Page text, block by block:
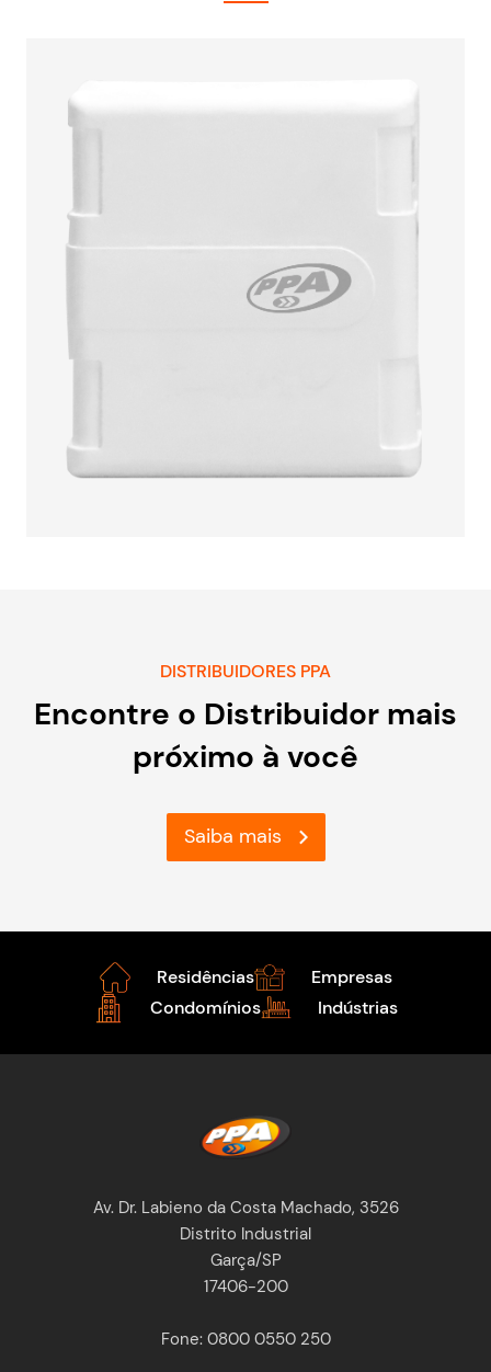
DISTRIBUIDORES PPA
Encontre o Distribuidor mais
próximo à você
Saiba mais
Residências
Empresas
Condomínios
Indústrias
Av. Dr. Labieno da Costa Machado, 3526
Distrito Industrial
Garça/SP
17406-200
Fone: 0800 0550 250